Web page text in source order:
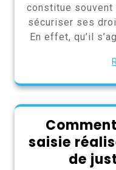
constitue souvent
sécuriser ses
En effet, qu’il
saisie
de